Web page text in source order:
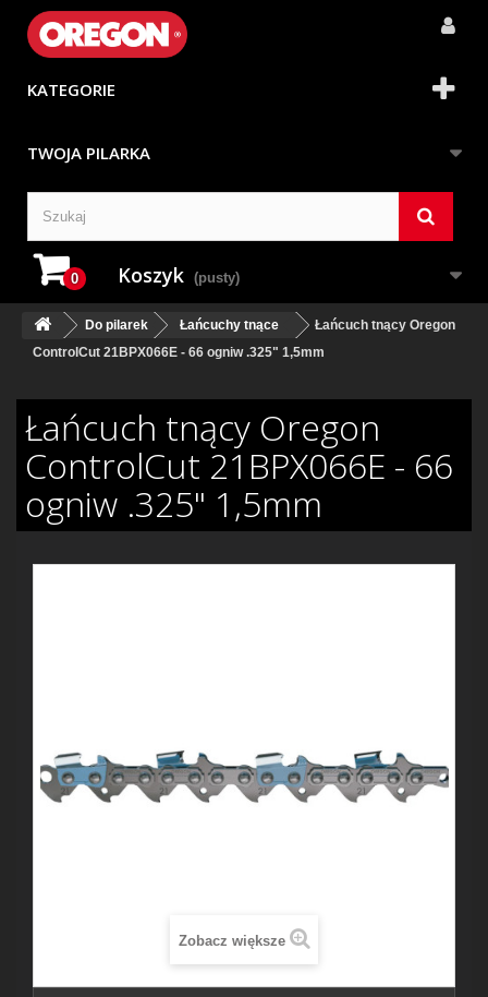
KATEGORIE
TWOJA PILARKA
0 Koszyk (pusty)
Do pilarek Łańcuchy tnące
Łańcuch tnący Oregon
ControlCut 21BPX066E - 66 ogniw .325" 1,5mm
Łańcuch tnący Oregon
ControlCut 21BPX066E - 66
ogniw .325" 1,5mm
Zobacz większe